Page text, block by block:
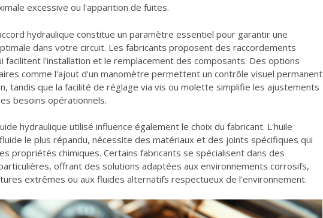
excessive ou l'apparition de fuites.
hydraulique constitue un paramètre essentiel pour garantir une
dans votre circuit. Les fabricants proposent des raccordements
facilitent l'installation et le remplacement des composants. Des options
comme l'ajout d'un manomètre permettent un contrôle visuel permanent
tandis que la facilité de réglage via vis ou molette simplifie les ajustements
besoins opérationnels.
hydraulique utilisé influence également le choix du fabricant. L'huile
le plus répandu, nécessite des matériaux et des joints spécifiques qui
propriétés chimiques. Certains fabricants se spécialisent dans des
offrant des solutions adaptées aux environnements corrosifs,
extrêmes ou aux fluides alternatifs respectueux de l'environnement.